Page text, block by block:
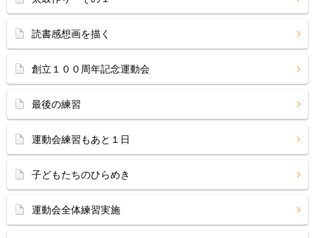
読書感想画を描く
創立１００周年記念運動会
最後の練習
運動会練習もあと１日
子どもたちのひらめき
運動会全体練習実施